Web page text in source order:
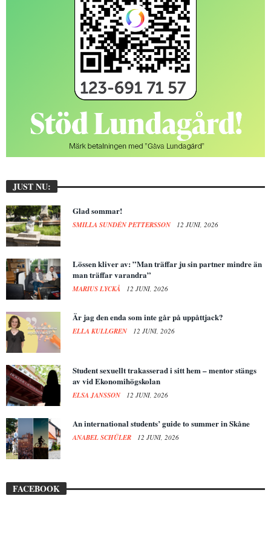
JUST NU:
Glad sommar!
SMILLA SUNDÉN PETTERSSON 12 JUNI, 2026
Lössen kliver av: ”Man träffar ju sin partner mindre än
man träffar varandra”
MARIUS LYCKÅ 12 JUNI, 2026
Är jag den enda som inte går på uppåttjack?
ELLA KULLGREN 12 JUNI, 2026
Student sexuellt trakasserad i sitt hem – mentor stängs
av vid Ekonomihögskolan
ELSA JANSSON 12 JUNI, 2026
An international students’ guide to summer in Skåne
ANABEL SCHÜLER 12 JUNI, 2026
FACEBOOK